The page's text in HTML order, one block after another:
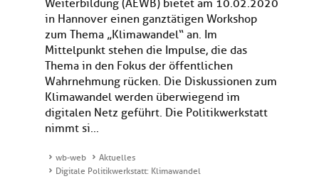
Weiterbildung (AEWB) bietet am 10.02.2020
in Hannover einen ganztätigen Workshop
zum Thema „Klimawandel“ an. Im
Mittelpunkt stehen die Impulse, die das
Thema in den Fokus der öffentlichen
Wahrnehmung rücken. Die Diskussionen zum
Klimawandel werden überwiegend im
digitalen Netz geführt. Die Politikwerkstatt
nimmt si...
wb-web
Aktuelles
Digitale Politikwerkstatt: Klimawandel